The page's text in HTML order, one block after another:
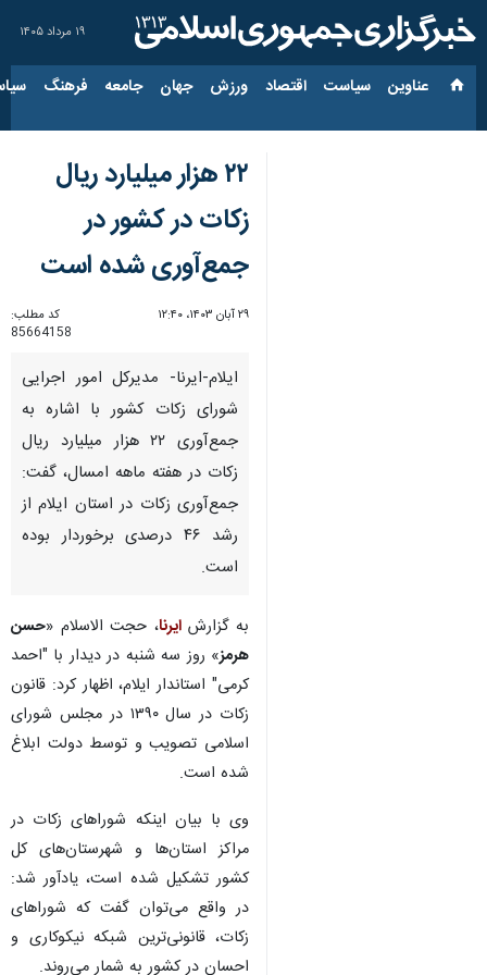
۱۹ مرداد ۱۴۰۵
عناوین‌ سیاست اقتصاد ورزش جهان جامعه فرهنگ
۲۲ هزار میلیارد ریال
زکات در کشور در
جمع‌آوری شده است
۲۹ آبان ۱۴۰۳، ۱۲:۴۰
کد مطلب:
85664158
ایلام-ایرنا- مدیرکل امور اجرایی
شورای زکات کشور با اشاره به
جمع‌آوری ۲۲ هزار میلیارد ریال
زکات در هفته ماهه امسال، گفت:
جمع‌آوری زکات در استان ایلام از
رشد ۴۶ درصدی برخوردار بوده
است.
به گزارشایرنا، حجت الاسلام «حسن
هرمز» روز سه شنبه در دیدار با "احمد
کرمی" استاندار ایلام، اظهار کرد: قانون
زکات در سال ۱۳۹۰ در مجلس شورای
اسلامی تصویب و توسط دولت ابلاغ
شده است.
وی با بیان اینکه شوراهای زکات در
مراکز استان‌ها و شهرستان‌های کل
کشور تشکیل شده است، یادآور شد:
در واقع می‌توان گفت که شوراهای
زکات، قانونی‌ترین شبکه نیکوکاری و
احسان در کشور به شمار می‌روند.